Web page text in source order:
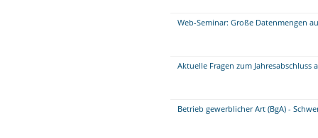
Web-Seminar: Große Datenmengen
Aktuelle Fragen zum Jahresabschluss
Betrieb gewerblicher Art (BgA) -